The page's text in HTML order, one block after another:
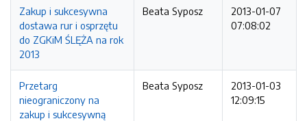
Zakup i sukcesywna
dostawa rur i osprzętu
do ZGKiM ŚLĘŻA na rok
2013
Beata Syposz
2013-01-07
07:08:02
Przetarg
nieograniczony na
zakup i sukcesywną
Beata Syposz
2013-01-03
12:09:15